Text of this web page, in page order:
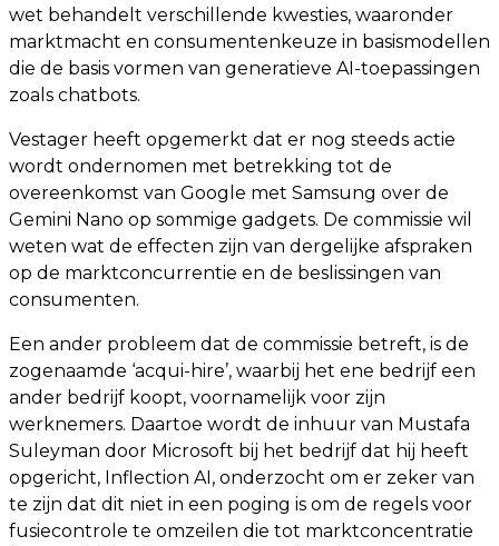
wet behandelt verschillende kwesties, waaronder
marktmacht en consumentenkeuze in basismodellen
die de basis vormen van generatieve AI-toepassingen
zoals chatbots.
Vestager heeft opgemerkt dat er nog steeds actie
wordt ondernomen met betrekking tot de
overeenkomst van Google met Samsung over de
Gemini Nano op sommige gadgets. De commissie wil
weten wat de effecten zijn van dergelijke afspraken
op de marktconcurrentie en de beslissingen van
consumenten.
Een ander probleem dat de commissie betreft, is de
zogenaamde ‘acqui-hire’, waarbij het ene bedrijf een
ander bedrijf koopt, voornamelijk voor zijn
werknemers. Daartoe wordt de inhuur van Mustafa
Suleyman door Microsoft bij het bedrijf dat hij heeft
opgericht, Inflection AI, onderzocht om er zeker van
te zijn dat dit niet in een poging is om de regels voor
fusiecontrole te omzeilen die tot marktconcentratie